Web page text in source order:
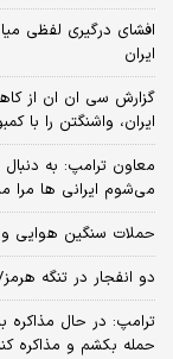
افشای درگیری لفظی
ایران
ایران، واشنگتن را با
معاون ترامپ: به
می‌شوم ایرانی ها مرا
حملات سنگین هوایی و
دو انفجار در تنگه
ترامپ: در حال مذاکره
حمله بکشم و مذاکره